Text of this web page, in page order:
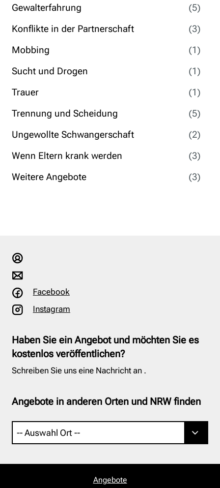
Gewalterfahrung
(5)
Konflikte in der Partnerschaft
(3)
Mobbing
(1)
Sucht und Drogen
(1)
Trauer
(1)
Trennung und Scheidung
(5)
Ungewollte Schwangerschaft
(2)
Wenn Eltern krank werden
(3)
Weitere Angebote
(3)
Facebook
Instagram
Haben Sie ein Angebot und möchten Sie es
kostenlos veröffentlichen?
Schreiben Sie uns eine Nachricht an .
Angebote in anderen Orten und NRW finden
Angebote